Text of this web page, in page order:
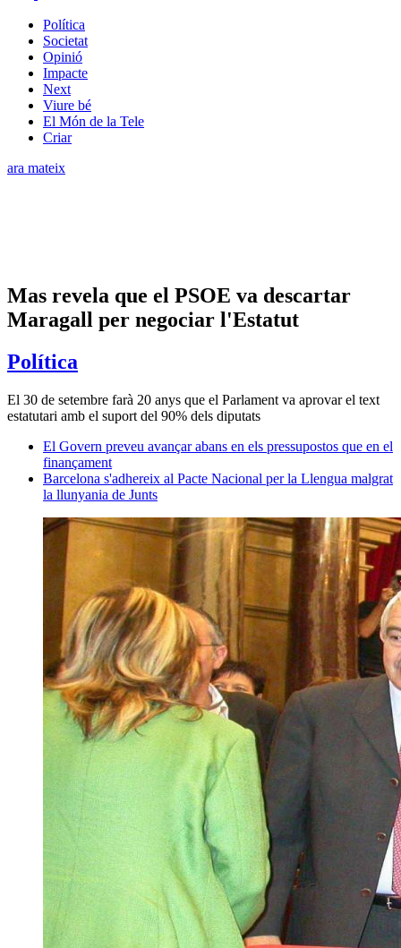
Política
Societat
Opinió
Impacte
Next
Viure bé
El Món de la Tele
Criar
ara mateix
Mas revela que el PSOE va descartar
Maragall per negociar l'Estatut
Política
El 30 de setembre farà 20 anys que el Parlament va aprovar el text
estatutari amb el suport del 90% dels diputats
El Govern preveu avançar abans en els pressupostos que en el
finançament
Barcelona s'adhereix al Pacte Nacional per la Llengua malgrat
la llunyania de Junts